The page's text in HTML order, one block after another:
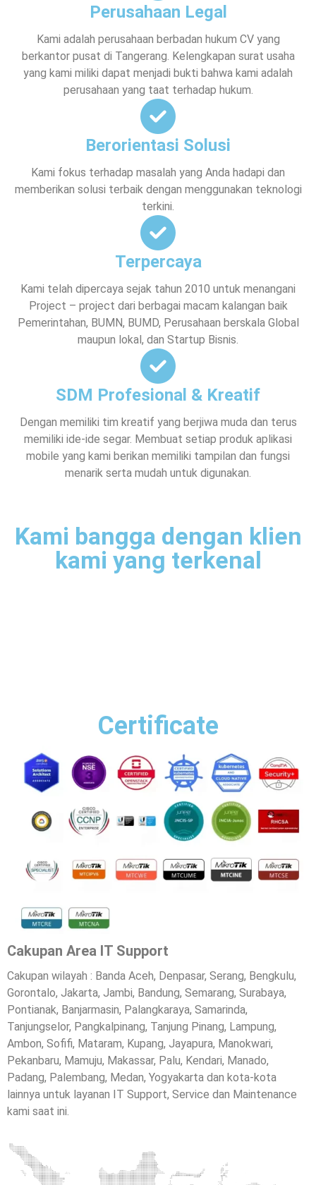
Perusahaan Legal
Kami adalah perusahaan berbadan hukum CV yang
berkantor pusat di Tangerang. Kelengkapan surat usaha
yang kami miliki dapat menjadi bukti bahwa kami adalah
perusahaan yang taat terhadap hukum.
Berorientasi Solusi
Kami fokus terhadap masalah yang Anda hadapi dan
memberikan solusi terbaik dengan menggunakan teknologi
terkini.
Terpercaya
Kami telah dipercaya sejak tahun 2010 untuk menangani
Project – project dari berbagai macam kalangan baik
Pemerintahan, BUMN, BUMD, Perusahaan berskala Global
maupun lokal, dan Startup Bisnis.
SDM Profesional & Kreatif
Dengan memiliki tim kreatif yang berjiwa muda dan terus
memiliki ide-ide segar. Membuat setiap produk aplikasi
mobile yang kami berikan memiliki tampilan dan fungsi
menarik serta mudah untuk digunakan.
Kami bangga dengan klien
kami yang terkenal
Certificate
Cakupan Area IT Support
Cakupan wilayah : Banda Aceh, Denpasar, Serang, Bengkulu,
Gorontalo, Jakarta, Jambi, Bandung, Semarang, Surabaya,
Pontianak, Banjarmasin, Palangkaraya, Samarinda,
Ambon, Sofifi, Mataram, Kupang, Jayapura, Manokwari,
Pekanbaru, Mamuju, Makassar, Palu, Kendari, Manado,
Padang, Palembang, Medan, Yogyakarta dan kota-kota